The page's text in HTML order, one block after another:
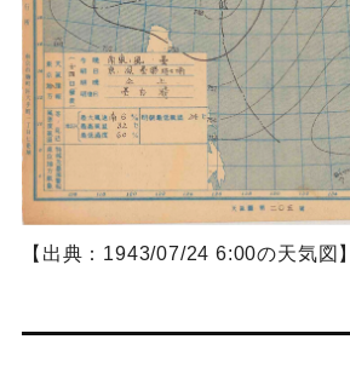
【出典：1943/07/24 6:00の天気図】